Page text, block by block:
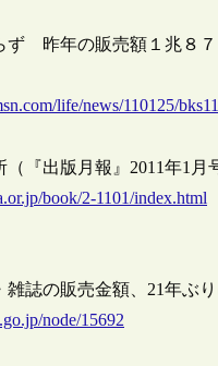
ず 昨年の販売額１兆８
life/news/110125/
『出版月報』2011年1月
book/2-1101/index.html
雑誌の販売金額、21年ぶ
node/15692